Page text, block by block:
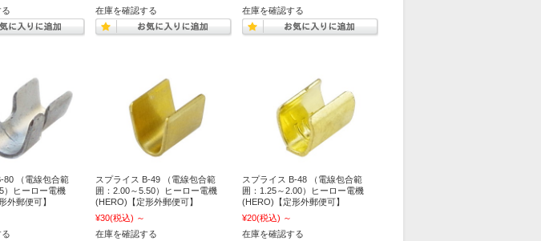
在庫を確認する
在庫を確認する
80 （電線包合範
）ヒーロー電機
外郵便可】
スプライス B-49 （電線包合範
囲：2.00～5.50）ヒーロー電機
(HERO)【定形外郵便可】
¥30(税込) ～
在庫を確認する
スプライス B-48 （電線包合範
囲：1.25～2.00）ヒーロー電機
(HERO)【定形外郵便可】
¥20(税込) ～
在庫を確認する